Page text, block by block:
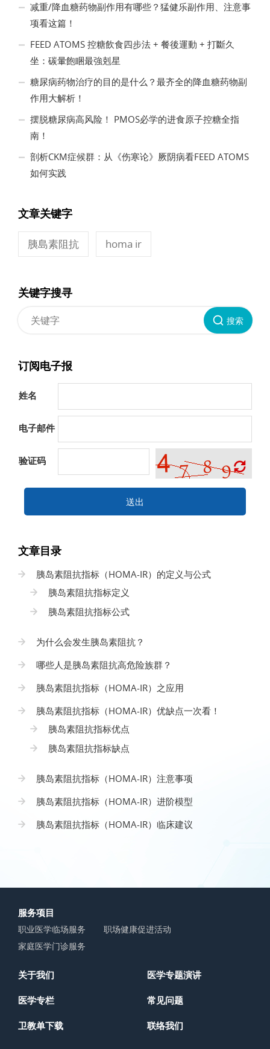
减重/降血糖药物副作用有哪些？猛健乐副作用、注意事
项看这篇！
FEED ATOMS 控糖飲食四步法 + 餐後運動 + 打斷久
坐：碳暈飽睏最強剋星
糖尿病药物治疗的目的是什么？最齐全的降血糖药物副
作用大解析！
摆脱糖尿病高风险！ PMOS必学的进食原子控糖全指
南！
剖析CKM症候群：从《伤寒论》厥阴病看FEED ATOMS
如何实践
文章关键字
胰島素阻抗 homa ir
关键字搜寻
搜索
订阅电子报
姓名
电子邮件
验证码
送出
文章目录
胰岛素阻抗指标（HOMA-IR）的定义与公式
胰岛素阻抗指标定义
胰岛素阻抗指标公式
为什么会发生胰岛素阻抗？
哪些人是胰岛素阻抗高危险族群？
胰岛素阻抗指标（HOMA-IR）之应用
胰岛素阻抗指标（HOMA-IR）优缺点一次看！
胰岛素阻抗指标优点
胰岛素阻抗指标缺点
胰岛素阻抗指标（HOMA-IR）注意事项
胰岛素阻抗指标（HOMA-IR）进阶模型
胰岛素阻抗指标（HOMA-IR）临床建议
服务项目
职业医学临场服务
职场健康促进活动
家庭医学门诊服务
关于我们 医学专题演讲
医学专栏 常见问题
卫教单下载 联络我们